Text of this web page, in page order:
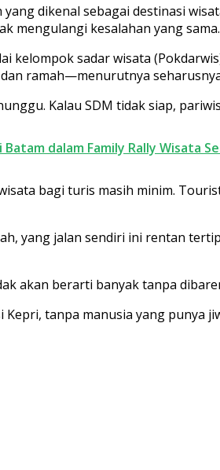
dikenal sebagai destinasi
mengulangi kesalahan yang sama.
kelompok sadar wisata
ramah—menurutnya
Kalau SDM tidak siap,
dalam Family Rally Wisata
bagi turis masih minim.
yang jalan sendiri ini rentan
akan berarti banyak tanpa
tanpa manusia yang punya